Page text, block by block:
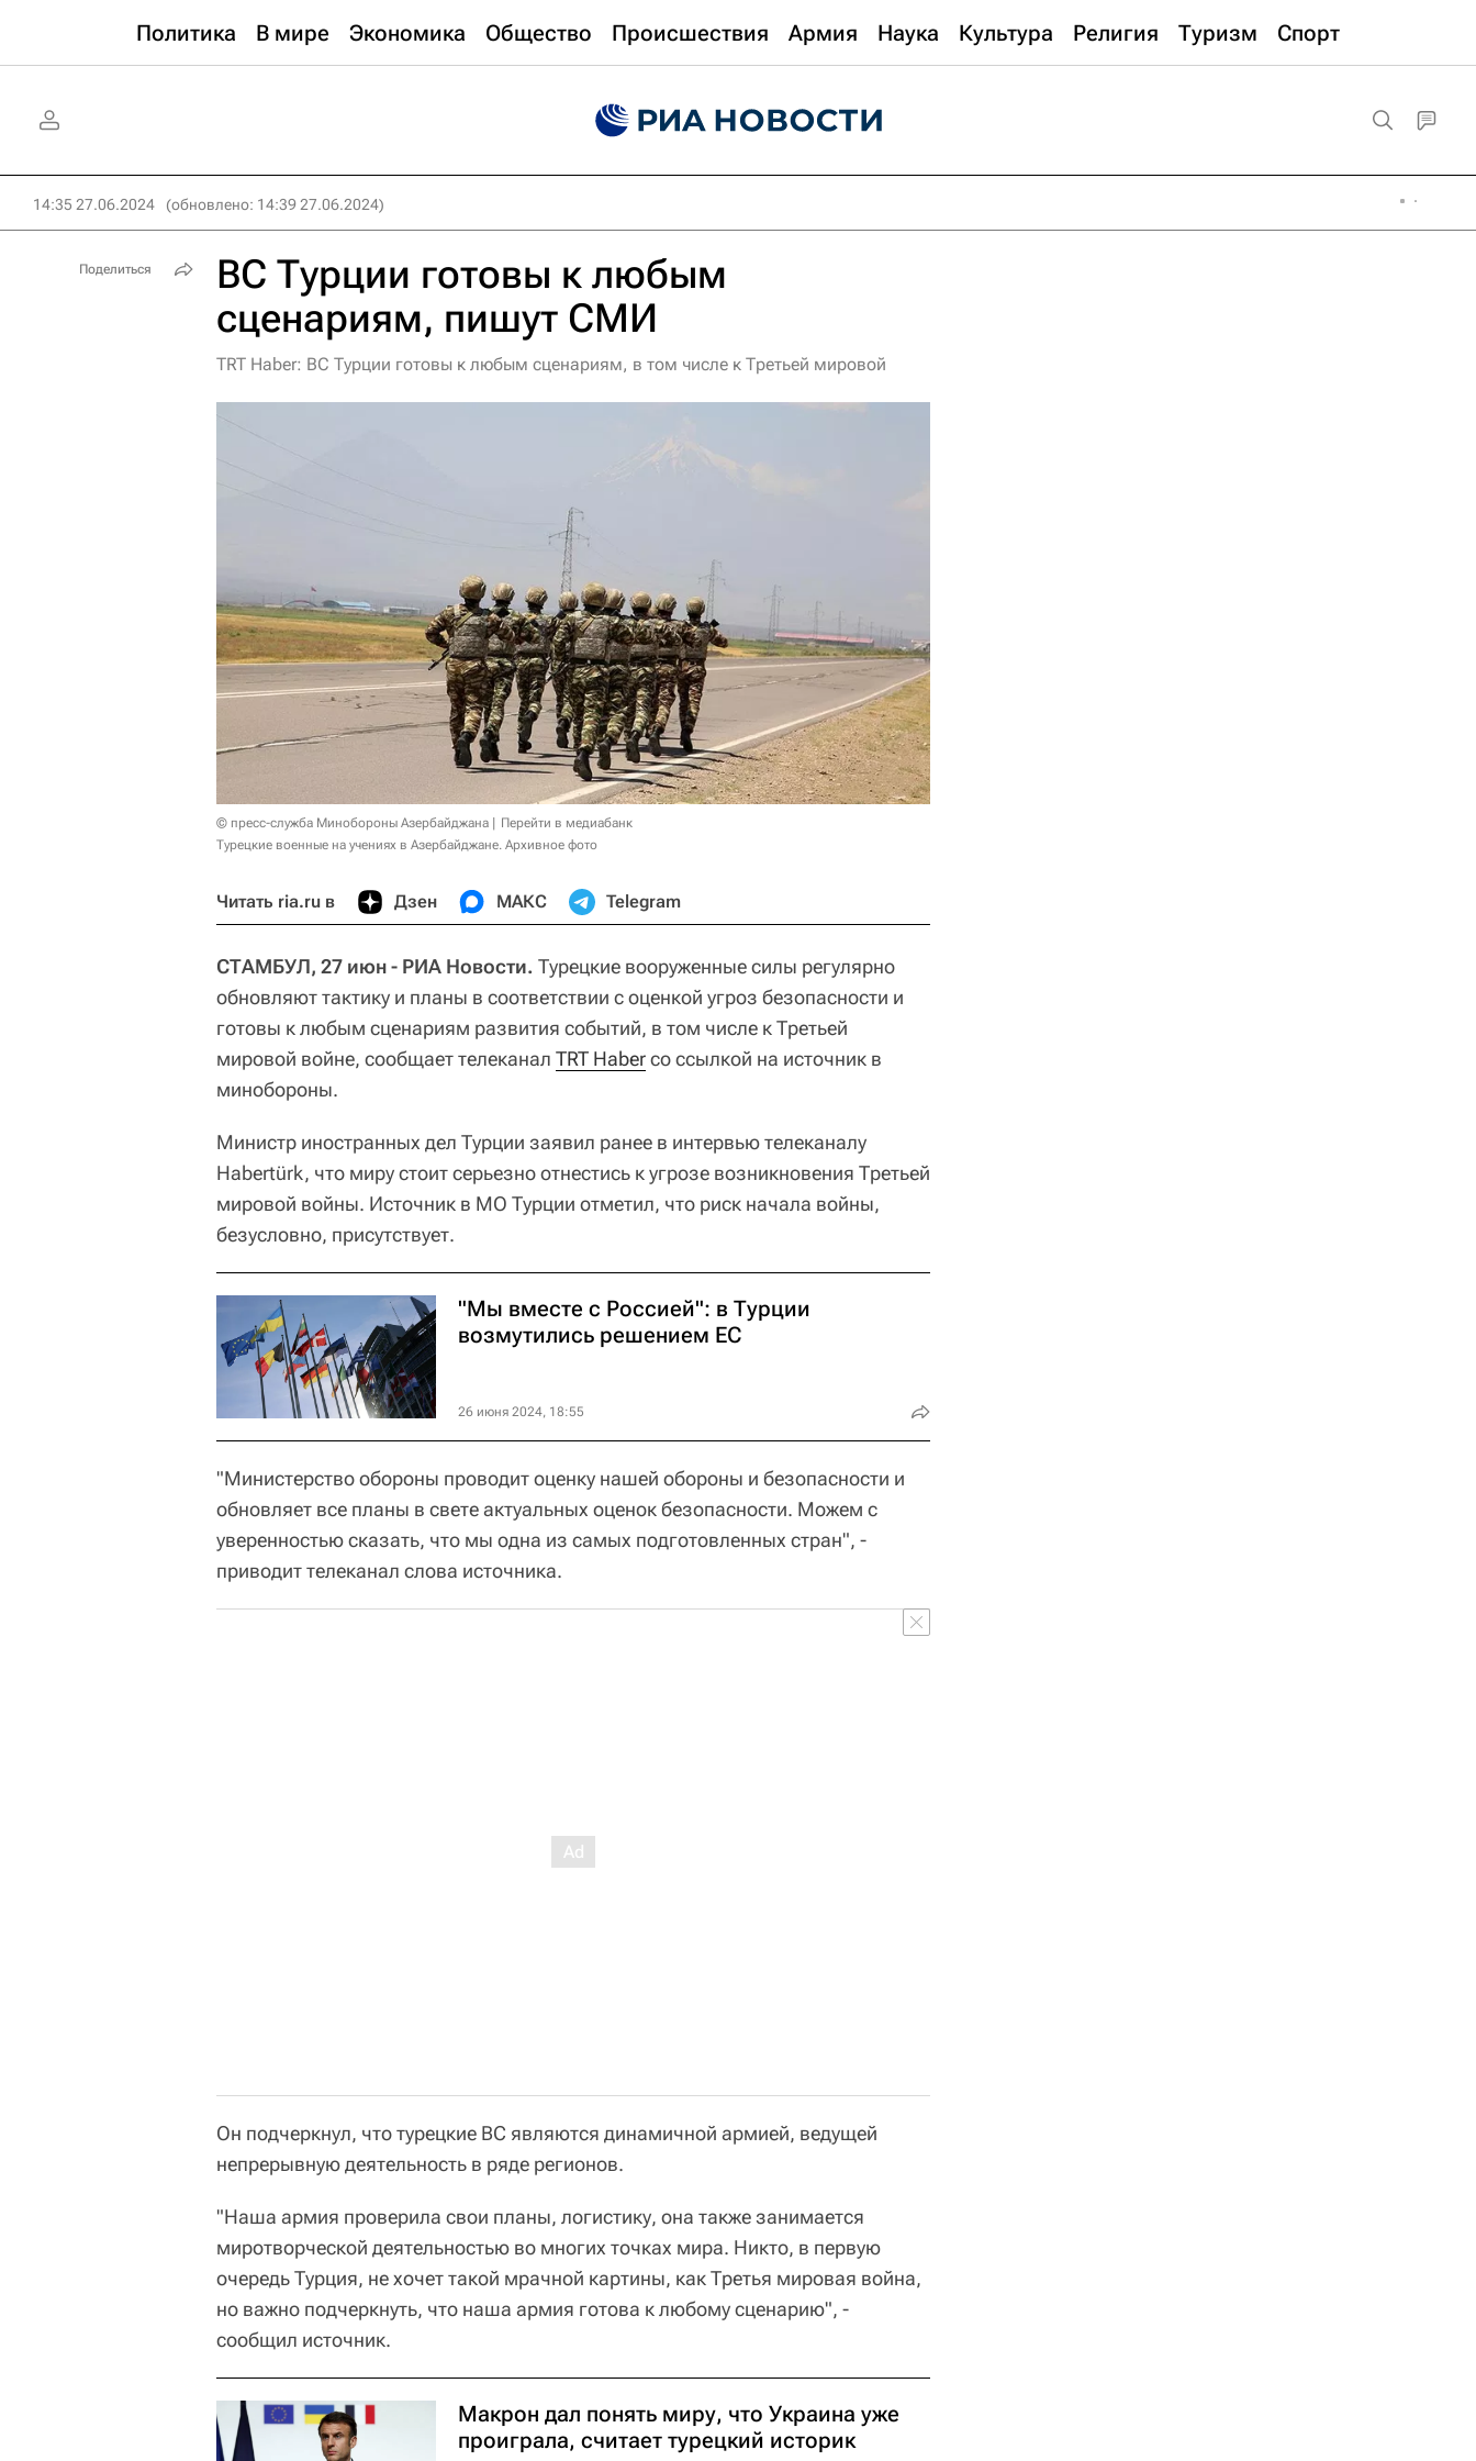
Политика В мире Экономика Общество Происшествия Армия Наука Культура Религия Туризм Спорт
14:35 27.06.2024 (обновлено: 14:39 27.06.2024)
ВС Турции готовы к любым
сценариям, пишут СМИ
TRT Haber: ВС Турции готовы к любым сценариям, в том числе к Третьей мировой
© пресс-служба Минобороны Азербайджана
Перейти в медиабанк
Турецкие военные на учениях в Азербайджане. Архивное фото
Читать ria.ru в Дзен МАКС Telegram
СТАМБУЛ, 27 июн - РИА Новости. Турецкие вооруженные силы регулярно
обновляют тактику и планы в соответствии с оценкой угроз безопасности и
готовы к любым сценариям развития событий, в том числе к Третьей
мировой войне, сообщает телеканал TRT Haberсо ссылкой на источник в
минобороны.
Министр иностранных дел Турции заявил ранее в интервью телеканалу
Habertürk, что миру стоит серьезно отнестись к угрозе возникновения Третьей
мировой войны. Источник в МО Турции отметил, что риск начала войны,
безусловно, присутствует.
"Мы вместе с Россией": в Турции
возмутились решением ЕС
26 июня 2024, 18:55
"Министерство обороны проводит оценку нашей обороны и безопасности и
обновляет все планы в свете актуальных оценок безопасности. Можем с
уверенностью сказать, что мы одна из самых подготовленных стран", -
приводит телеканал слова источника.
Он подчеркнул, что турецкие ВС являются динамичной армией, ведущей
непрерывную деятельность в ряде регионов.
"Наша армия проверила свои планы, логистику, она также занимается
миротворческой деятельностью во многих точках мира. Никто, в первую
очередь Турция, не хочет такой мрачной картины, как Третья мировая война,
но важно подчеркнуть, что наша армия готова к любому сценарию", -
сообщил источник.
Макрон дал понять миру, что Украина уже
проиграла, считает турецкий историк
Поделиться